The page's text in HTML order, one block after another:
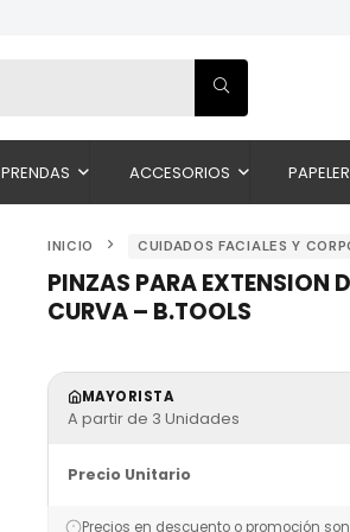
PRENDAS ACCESORIOS
INICIO CUIDADOS FACIALES Y
PINZAS PARA EXTENSION
CURVA – B.TOOLS
MAYORISTA
A partir de 3 Unidades
Precio Unitario
Precios en descuento o promoción